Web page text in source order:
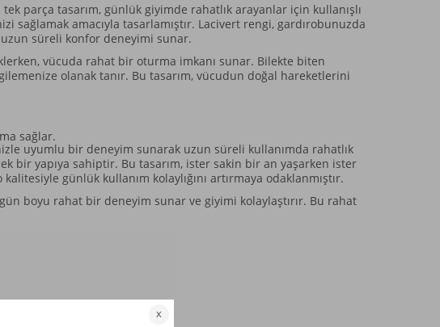
parça tasarım, günlük giyimde rahatlık arayanlar için kullanışlı
amacıyla tasarlamıştır. Lacivert rengi, gardırobunuzda
süreli konfor deneyimi sunar.
vücuda rahat bir oturma imkanı sunar. Bilekte biten
olanak tanır. Bu tasarım, vücudun doğal hareketlerini
sağlar.
uyumlu bir deneyim sunarak uzun süreli kullanımda rahatlık
bir yapıya sahiptir. Bu tasarım, ister sakin bir an yaşarken ister
günlük kullanım kolaylığını artırmaya odaklanmıştır.
boyu rahat bir deneyim sunar ve giyimi kolaylaştırır. Bu rahat